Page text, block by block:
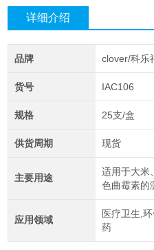
详细介绍
品牌 clover/科乐
货号 IAC106
规格 25支/盒
供货周期 现货
主要用途
适用于大米
色曲霉素的
应用领域
医疗卫生,
药